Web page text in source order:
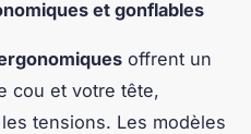
et gonflables
offrent un
cou et votre tête,
tensions. Les modèles